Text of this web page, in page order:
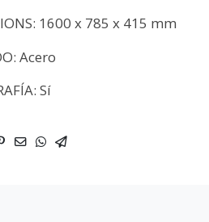
1600 x 785 x 415 mm
Acero
Sí